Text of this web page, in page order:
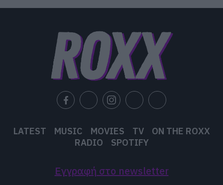
LATEST MUSIC MOVIES TV
ON THE ROXX
RADIO
SPOTIFY
Εγγραφή στο newsletter